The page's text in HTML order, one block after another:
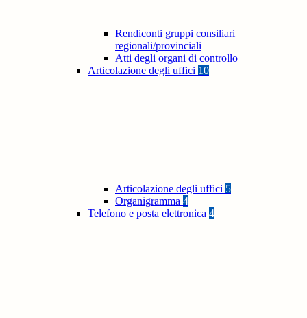
Rendiconti gruppi consiliari
regionali/provinciali
Atti degli organi di controllo
Articolazione degli uffici 10
Articolazione degli uffici 5
Organigramma 4
Telefono e posta elettronica 4